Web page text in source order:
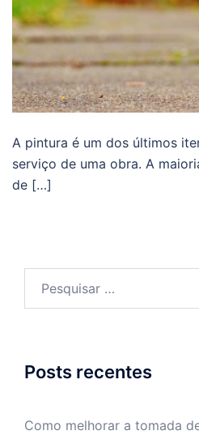
A pintura é um dos últimos
serviço de uma obra. A
de […]
Posts recentes
Como melhorar a tomada